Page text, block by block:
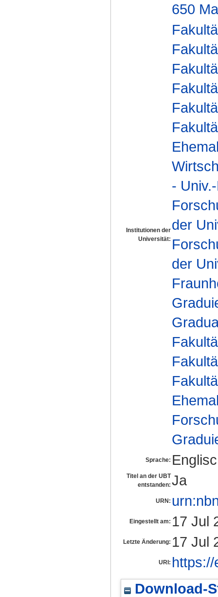
650
Institutionen der
Universität:
-
der
der
Sprache:
Titel an der UBT
entstanden: Ja
URN:
Eingestellt am: 17 Jul
Letzte Änderung: 17 Jul
URI:
Download-